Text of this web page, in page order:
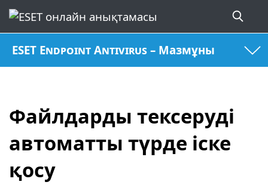
ESET Endpoint Antivirus – Мазмұны
Файлдарды тексеруді
автоматты түрде іске
қосу